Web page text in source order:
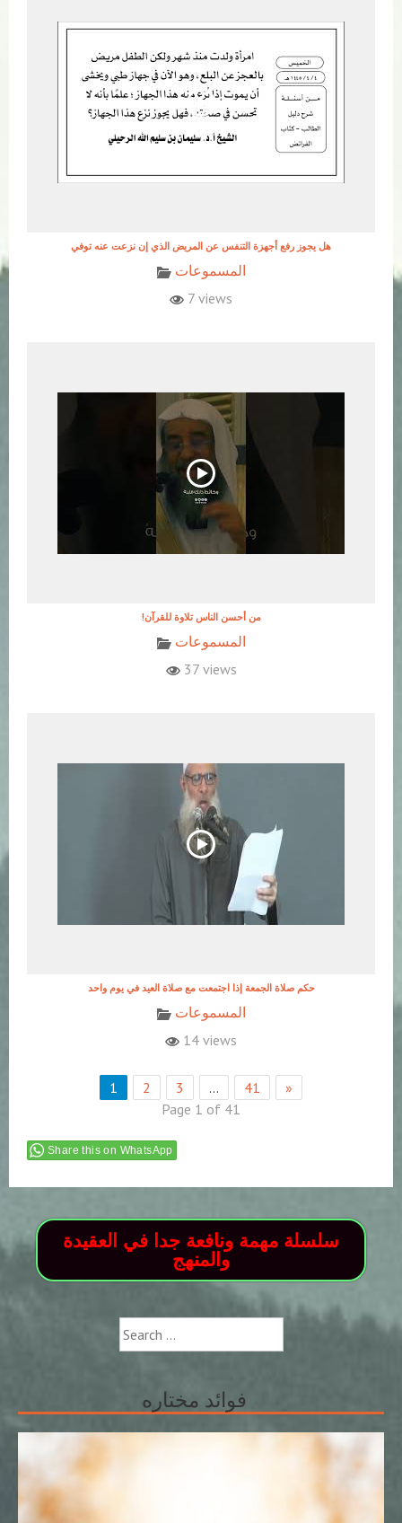
هل يجوز رفع أجهزة التنفس عن المريض الذي إن نزعت عنه توفي
المسموعات
7 views
!من أحسن الناس تلاوة للقرآن
المسموعات
37 views
حكم صلاة الجمعة إذا اجتمعت مع صلاة العيد في يوم واحد
المسموعات
14 views
1 2 3 … 41
»
Page 1 of 41
Share this on WhatsApp
سلسلة مهمة ونافعة جدا في العقيدة
والمنهج
Search
for:
فوائد مختاره